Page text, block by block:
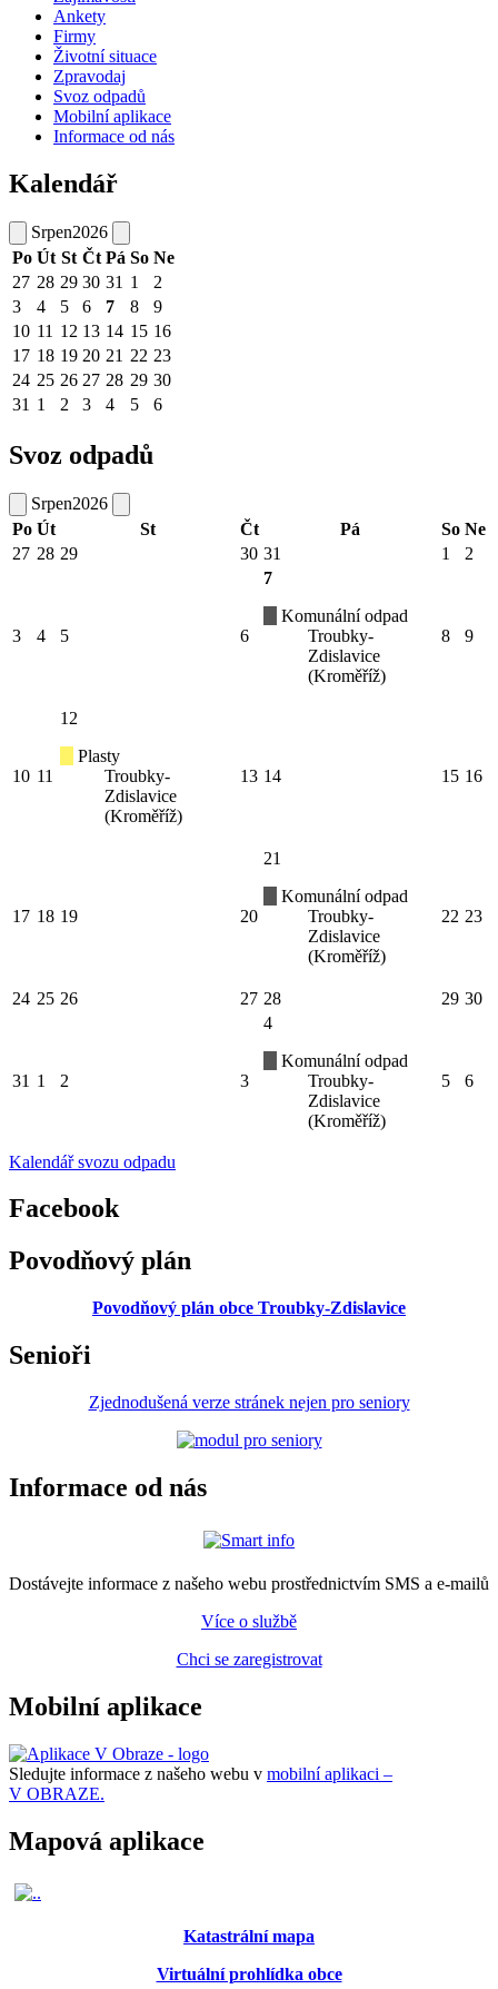
Ankety
Firmy
Životní situace
Zpravodaj
Svoz odpadů
Mobilní aplikace
Informace od nás
Kalendář
Srpen2026
Po Út St Čt Pá So Ne
27 28 29 30 31 1
2
3
4 5 6 7 8
9
10 11 12 13 14 15 16
17 18 19 20 21 22 23
24 25 26 27 28 29 30
31 1 2 3 4 5 6
Svoz odpadů
Srpen2026
Po Út St Čt Pá So Ne
27 28 29 30 31 1 2
3 4 5 6
7
Komunální odpad
Troubky-
Zdislavice
(Kroměříž)
8 9
10 11
12
Plasty
Troubky-
Zdislavice
(Kroměříž)
13 14 15 16
17 18 19 20
21
Komunální odpad
Troubky-
Zdislavice
(Kroměříž)
22 23
24 25 26 27 28 29 30
31 1 2 3
4
Komunální odpad
Troubky-
Zdislavice
(Kroměříž)
5 6
Kalendář svozu odpadu
Facebook
Povodňový plán
Povodňový plán obce Troubky-Zdislavice
Senioři
Zjednodušená verze stránek nejen pro seniory
Informace od nás
Dostávejte informace z našeho webu prostřednictvím SMS a e-mailů
Více o službě
Chci se zaregistrovat
Mobilní aplikace
Sledujte informace z našeho webu v mobilní aplikaci –
V OBRAZE.
Mapová aplikace
Katastrální mapa
Virtuální prohlídka obce